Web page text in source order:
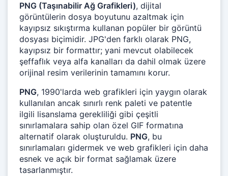
PNG (Taşınabilir Ağ Grafikleri), dijital
görüntülerin dosya boyutunu azaltmak için
kayıpsız sıkıştırma kullanan popüler bir görüntü
dosyası biçimidir. JPG'den farklı olarak PNG,
kayıpsız bir formattır; yani mevcut olabilecek
şeffaflık veya alfa kanalları da dahil olmak üzere
orijinal resim verilerinin tamamını korur.
PNG, 1990'larda web grafikleri için yaygın olarak
kullanılan ancak sınırlı renk paleti ve patentle
ilgili lisanslama gerekliliği gibi çeşitli
sınırlamalara sahip olan özel GIF formatına
alternatif olarak oluşturuldu. PNG, bu
sınırlamaları gidermek ve web grafikleri için daha
esnek ve açık bir format sağlamak üzere
tasarlanmıştır.